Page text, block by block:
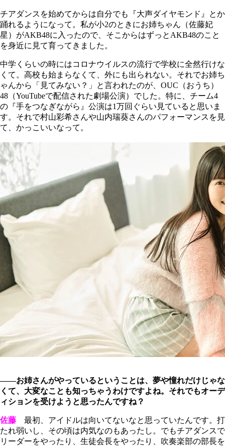
チアダンスを始めてからは自分でも『大声ダイヤモンド』とか
踊れるようになって。私が小2のときにお姉ちゃん（佐藤妃
星）がAKB48に入ったので、そこからはずっとAKB48のこと
を身近に見て育ってきました。
中学くらいの時にはコロナウイルスの流行で学校に全然行けな
くて。高校も始まらなくて、外にも出られない。それでお姉ち
ゃんから「見てみない？」と言われたのが、OUC（おうち）
48（YouTubeで配信された劇場公演）でした。特に、チーム4
の『手をつなぎながら』公演は1万回ぐらい見ていると思いま
す。それで村山彩希さんや山内瑞葵さんのパフォーマンスを見
て、かっこいいなって。
――お姉さんがやっているということは、夢や憧れだけじゃな
くて、大変なことも知っちゃうわけですよね。それでもオーデ
ィションを受けようと思ったんですね？
佐藤 最初、アイドルは向いてないなと思っていたんです。打
たれ弱いし、その頃は内気なのもあったし。でもチアダンスで
リーダーをやったり、生徒会長をやったり、吹奏楽部の部長を